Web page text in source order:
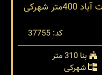
خرید ویلا در چمستان سعادت آباد 400متر شهرکی
کد: 37755
بنا 310 متر
شهرکی